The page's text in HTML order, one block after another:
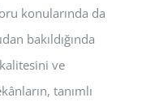
konularında da
bakıldığında
ve
tanımlı